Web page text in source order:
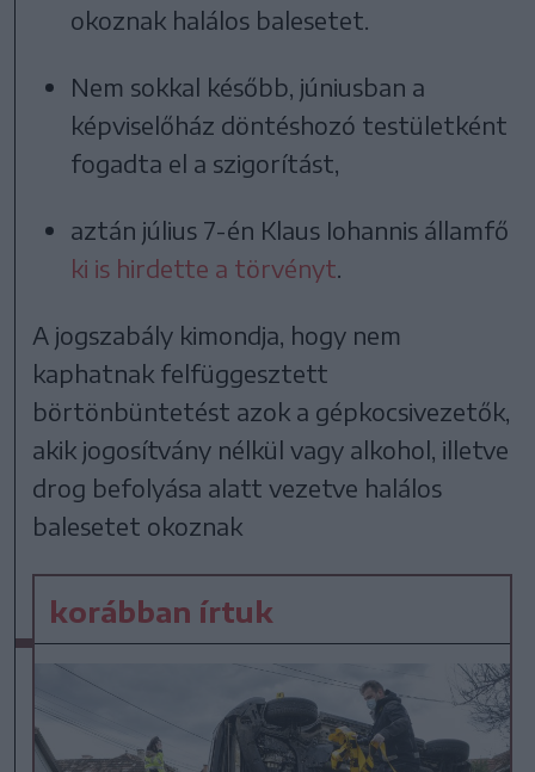
okoznak halálos balesetet.
Nem sokkal később, júniusban a
képviselőház döntéshozó testületként
fogadta el a szigorítást,
aztán július 7-én Klaus Iohannis államfő
ki is hirdette a törvényt.
A jogszabály kimondja, hogy nem
kaphatnak felfüggesztett
börtönbüntetést azok a gépkocsivezetők,
akik jogosítvány nélkül vagy alkohol, illetve
drog befolyása alatt vezetve halálos
balesetet okoznak
korábban írtuk